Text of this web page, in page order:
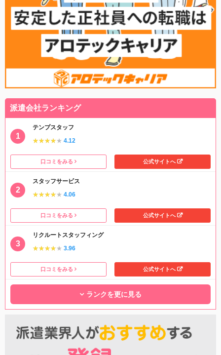
派遣会社ランキング
テンプスタッフ
★★★★★
★★★★★ 4.12
口コミをみる 公式サイトへ
スタッフサービス
★★★★★
★★★★★ 4.06
口コミをみる 公式サイトへ
リクルートスタッフィング
★★★★★
★★★★★ 3.96
口コミをみる 公式サイトへ
ランクを更に見る